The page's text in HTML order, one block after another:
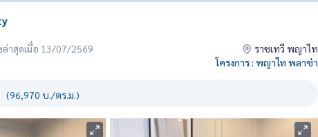
ล่าสุดเมื่อ 13/07/2569
ราชเทวี พญาไท
โครงการ : พญาไท พลาซ่า
(96,970 บ./ตร.ม.)